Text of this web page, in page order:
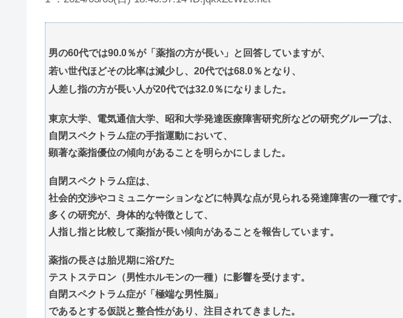
男の60代では90.0％が「薬指の方が長い」と回答していますが、
若い世代ほどその比率は減少し、20代では68.0％となり、
人差し指の方が長い人が20代では32.0％になりました。
東京大学、電気通信大学、昭和大学発達医療障害研究所などの研究グループは、
自閉スペクトラム症の手指運動において、
顕著な薬指優位の傾向があることを明らかにしました。
自閉スペクトラム症は、
社会的交渉やコミュニケーションなどに特異な点が見られる発達障害の一種です。
多くの研究が、身体的な特徴として、
人指し指と比較して薬指が長い傾向があることを報告しています。
薬指の長さは胎児期に浴びた
テストステロン（男性ホルモンの一種）に影響を受けます。
自閉スペクトラム症が「極端な男性脳」
であるとする仮説と整合性があり、注目されてきました。